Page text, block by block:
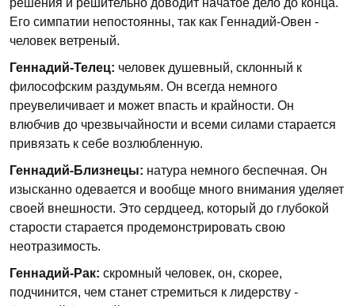
решения и решительно доводит начатое дело до конца.
Его симпатии непостоянны, так как Геннадий-Овен -
человек ветреный.
Геннадий-Телец: человек душевный, склонный к
философским раздумьям. Он всегда немного
преувеличивает и может впасть и крайности. Он
влюбчив до чрезвычайности и всеми силами старается
привязать к себе возлюбленную.
Геннадий-Близнецы: натура немного беспечная. Он
изысканно одевается и вообще много внимания уделяет
своей внешности. Это сердцеед, который до глубокой
старости старается продемонстрировать свою
неотразимость.
Геннадий-Рак: скромный человек, он, скорее,
подчинится, чем станет стремиться к лидерству -